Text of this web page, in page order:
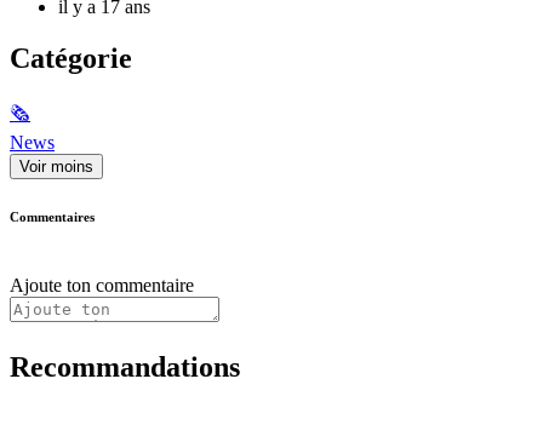
il y a 17 ans
Catégorie
🗞
News
Voir moins
Commentaires
Ajoute ton commentaire
Recommandations